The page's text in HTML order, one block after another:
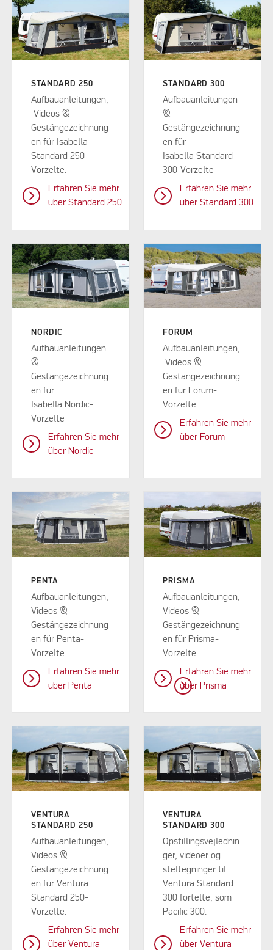
STANDARD 250
Aufbauanleitungen,
Videos &
Gestängezeichnung
en für Isabella
Standard 250-
Vorzelte.
Erfahren Sie mehr
über Standard 250
STANDARD 300
Aufbauanleitungen
&
Gestängezeichnung
en für
Isabella Standard
300-Vorzelte
Erfahren Sie mehr
über Standard 300
NORDIC
Aufbauanleitungen
&
Gestängezeichnung
en für
Isabella Nordic-
Vorzelte
Erfahren Sie mehr
über Nordic
FORUM
Aufbauanleitungen,
Videos &
Gestängezeichnung
en für Forum-
Vorzelte.
Erfahren Sie mehr
über Forum
PENTA
Aufbauanleitungen,
Videos &
Gestängezeichnung
en für Penta-
Vorzelte.
Erfahren Sie mehr
über Penta
PRISMA
Aufbauanleitungen,
Videos &
Gestängezeichnung
en für Prisma-
Vorzelte.
Erfahren Sie mehr
über Prisma
VENTURA
STANDARD 250
Aufbauanleitungen,
Videos &
Gestängezeichnung
en für Ventura
Standard 250-
Vorzelte.
Erfahren Sie mehr
über Ventura
VENTURA
STANDARD 300
Opstillingsvejlednin
ger, videoer og
steltegninger til
Ventura Standard
300 fortelte, som
Pacific 300.
Erfahren Sie mehr
über Ventura